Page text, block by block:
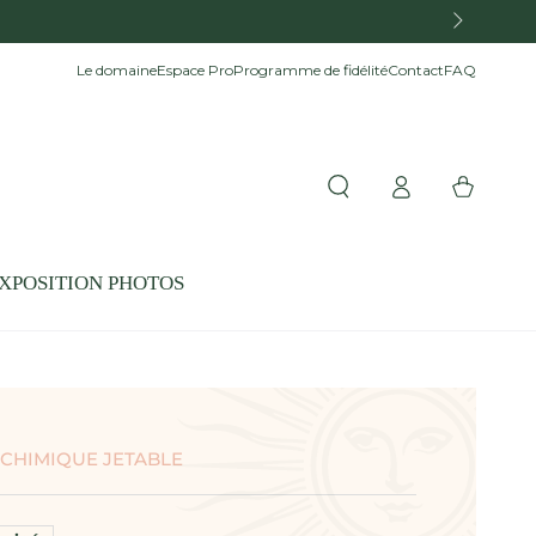
Le domaineEspace ProProgramme de fidélitéContactFAQ
PHOTOS
ConnexionPanier
JETABLE